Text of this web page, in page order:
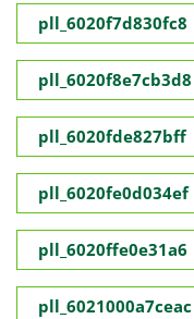
pll_6020f7d830fc8
pll_6020f8e7cb3d8
pll_6020fde827bff
pll_6020fe0d034ef
pll_6020ffe0e31a6
pll_6021000a7ceac